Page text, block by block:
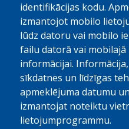
1 km
identifikācijas kodu.
izmantojot mobilo
lūdz datoru vai mobilo
failu datorā vai
informācijai.
sīkdatnes un līdzīgas
apmeklējuma datumu
izmantojat noteiktu
lietojumprogrammu.